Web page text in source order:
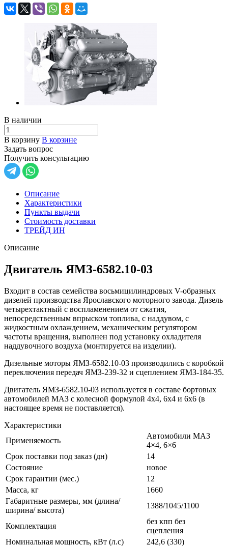
В наличии
В корзину В корзине
Задать вопрос
Получить консультацию
Описание
Характеристики
Пункты выдачи
Стоимость доставки
ТРЕЙД ИН
Описание
Двигатель ЯМЗ-6582.10-03
Входит в состав семейства восьмицилиндровых V-образных
дизелей производства Ярославского моторного завода. Дизель
четырехтактный с воспламенением от сжатия,
непосредственным впрыском топлива, с наддувом, с
жидкостным охлаждением, механическим регулятором
частоты вращения, выполнен под установку охладителя
наддувочного воздуха (монтируется на изделии).
Дизельные моторы ЯМЗ-6582.10-03 производились с коробкой
переключения передач ЯМЗ-239-32 и сцеплением ЯМЗ-184-35.
Двигатель ЯМЗ-6582.10-03 используется в составе бортовых
автомобилей МАЗ с колесной формулой 4х4, 6х4 и 6х6 (в
настоящее время не поставляется).
Характеристики
Применяемость
Автомобили МАЗ
4×4, 6×6
Срок поставки под заказ (дн)
14
Состояние
новое
Срок гарантии (мес.)
12
Масса, кг
1660
Габаритные размеры, мм (длина/
ширина/ высота)
1388/1045/1100
Комплектация
без кпп без
сцепления
Номинальная мощность, кВт (л.с)
242,6 (330)